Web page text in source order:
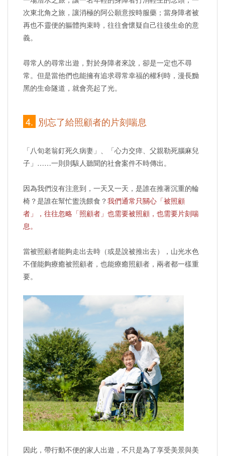
次東北角之旅，讓消極的阿公願意按時服藥；當身障者被
再也不靈便的軀體拘束時，往往會懷疑自己往後生命的意
義。
尋常人的尋常出遊，對於身障者來說，卻是一定也不尋
常。但是當他們也能擁有追求尋常幸福的權利時，漫長黝
黑的生命隧道，就會亮起了光。
4. 別忘了給照顧者的片刻喘息
「八旬老翁釘死久病妻」、「心力交瘁、父親勒死腦麻兒
子」……一則則駭人聽聞的社會案件不時傳出。
因為我們沒有注意到，一天又一天，是誰在推著沉重的輪
椅？是誰在幫忙盥洗餵食？我們通常只關心「被照顧
者」，往往忽略「照顧者」也需要被照顧，也需要片刻喘
息。
當被照顧者能夠走出去時（或是說被推出去），山光水色
不僅能夠療癒被照顧者，也能療癒照顧者，兩者都一樣重
要。
因此，帶行動不便的家人出遊，不只是為了享受美景與美